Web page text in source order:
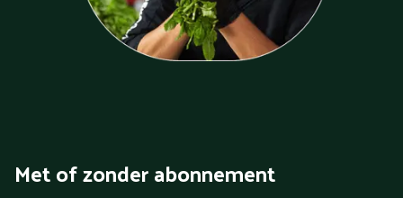
Met of zonder abonnement